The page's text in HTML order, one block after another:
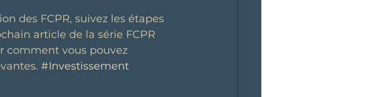
des FCPR, suivez les étapes
article de la série FCPR
comment vous pouvez
#Investissement